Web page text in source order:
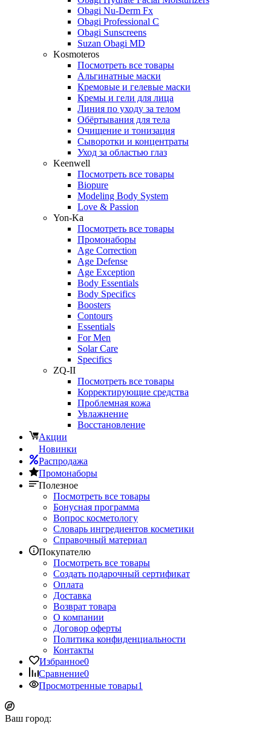
Obagi Nu-Derm Fx
Obagi Professional C
Obagi Sunscreens
Suzan Obagi MD
Kosmoteros
Посмотреть все товары
Альгинатные маски
Кремовые и гелевые маски
Кремы и гели для лица
Линия по уходу за телом
Обёртывания для тела
Очищение и тонизация
Сыворотки и концентраты
Уход за областью глаз
Keenwell
Посмотреть все товары
Biopure
Modeling Body System
Love & Passion
Yon-Ka
Посмотреть все товары
Промонаборы
Age Correction
Age Defense
Age Exception
Body Essentials
Body Specifics
Boosters
Contours
Essentials
For Men
Solar Care
Specifics
ZQ-II
Посмотреть все товары
Корректирующие средства
Проблемная кожа
Увлажнение
Восстановление
Акции
Новинки
Распродажа
Промонаборы
Полезное
Посмотреть все товары
Бонусная программа
Вопрос косметологу
Словарь ингредиентов косметики
Справочный материал
Покупателю
Посмотреть все товары
Создать подарочный сертификат
Оплата
Доставка
Возврат товара
О компании
Договор оферты
Политика конфиденциальности
Контакты
Избранное0
Сравнение0
Просмотренные товары1
Ваш город: